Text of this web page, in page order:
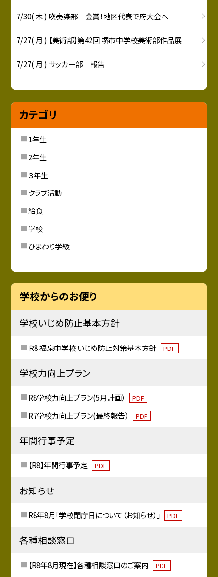
7/30( 木 ) 吹奏楽部 金賞！地区代表で府大会へ
7/27( 月 ) 【美術部】第42回 堺市中学校美術部作品展
7/27( 月 ) サッカー部 報告
カテゴリ
1年生
2年生
３年生
クラブ活動
給食
学校
ひまわり学級
学校からのお便り
学校いじめ防止基本方針
Ｒ8 福泉中学校 いじめ防止対策基本方針 PDF
学校力向上プラン
R8学校力向上プラン(5月計画） PDF
R7学校力向上プラン(最終報告） PDF
年間行事予定
【R8】年間行事予定 PDF
お知らせ
R8年8月「学校閉庁日について（お知らせ）」 PDF
各種相談窓口
【R8年8月現在】各種相談窓口のご案内 PDF